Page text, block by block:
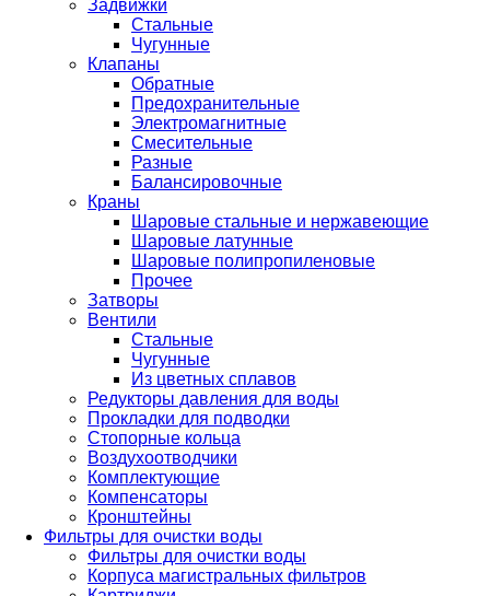
Задвижки
Стальные
Чугунные
Клапаны
Обратные
Предохранительные
Электромагнитные
Смесительные
Разные
Балансировочные
Краны
Шаровые стальные и нержавеющие
Шаровые латунные
Шаровые полипропиленовые
Прочее
Затворы
Вентили
Стальные
Чугунные
Из цветных сплавов
Редукторы давления для воды
Прокладки для подводки
Стопорные кольца
Воздухоотводчики
Комплектующие
Компенсаторы
Кронштейны
Фильтры для очистки воды
Фильтры для очистки воды
Корпуса магистральных фильтров